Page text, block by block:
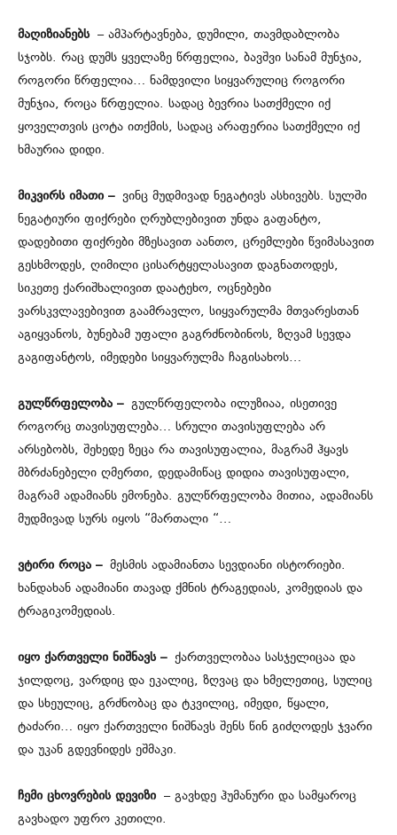
მაღიზიანებს– ამპარტავნება, დუმილი, თავმდაბლობა
სჯობს. რაც დუმს ყველაზე წრფელია, ბავშვი სანამ მუნჯია,
როგორი წრფელია… ნამდვილი სიყვარულიც როგორი
მუნჯია, როცა წრფელია. სადაც ბევრია სათქმელი იქ
ყოველთვის ცოტა ითქმის, სადაც არაფერია სათქმელი იქ
ხმაურია დიდი.
მიკვირს იმათი – ვინც მუდმივად ნეგატივს ასხივებს. სულში
ნეგატიური ფიქრები ღრუბლებივით უნდა გაფანტო,
დადებითი ფიქრები მზესავით აანთო, ცრემლები წვიმასავით
გესხმოდეს, ღიმილი ცისარტყელასავით დაგნათოდეს,
სიკეთე ქარიშხალივით დაატეხო, ოცნებები
ვარსკვლავებივით გაამრავლო, სიყვარულმა მთვარესთან
აგიყვანოს, ბუნებამ უფალი გაგრძნობინოს, ზღვამ სევდა
გაგიფანტოს, იმედები სიყვარულმა ჩაგისახოს…
გულწრფელობა – გულწრფელობა ილუზიაა, ისეთივე
როგორც თავისუფლება… სრული თავისუფლება არ
არსებობს, შეხედე ზეცა რა თავისუფალია, მაგრამ ჰყავს
მბრძანებელი ღმერთი, დედამიწაც დიდია თავისუფალი,
მაგრამ ადამიანს ემონება. გულწრფელობა მითია, ადამიანს
მუდმივად სურს იყოს “მართალი “…
ვტირი როცა – მესმის ადამიანთა სევდიანი ისტორიები.
ხანდახან ადამიანი თავად ქმნის ტრაგედიას, კომედიას და
ტრაგიკომედიას.
იყო ქართველი ნიშნავს – ქართველობაა სასჯელიცაა და
ჯილდოც, ვარდიც და ეკალიც, ზღვაც და ხმელეთიც, სულიც
და სხეულიც, გრძნობაც და ტკვილიც, იმედი, წყალი,
ტაძარი… იყო ქართველი ნიშნავს შენს წინ გიძღოდეს ჯვარი
და უკან გდევნიდეს ეშმაკი.
ჩემი ცხოვრების დევიზი – გავხდე ჰუმანური და სამყაროც
გავხადო უფრო კეთილი.